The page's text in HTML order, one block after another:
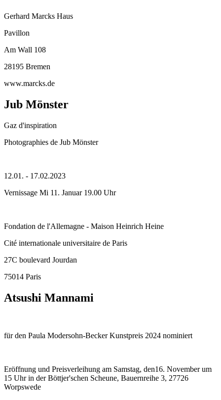
Gerhard Marcks Haus
Pavillon
Am Wall 108
28195 Bremen
www.marcks.de
Jub Mönster
Gaz d'inspiration
Photographies de Jub Mönster
12.01. - 17.02.2023
Vernissage Mi 11. Januar 19.00 Uhr
Fondation de l'Allemagne - Maison Heinrich Heine
Cité internationale universitaire de Paris
27C boulevard Jourdan
75014 Paris
Atsushi Mannami
für den Paula Modersohn-Becker Kunstpreis 2024 nominiert
Eröffnung und Preisverleihung am Samstag, den16. November um
15 Uhr in der Böttjer'schen Scheune, Bauernreihe 3, 27726
Worpswede